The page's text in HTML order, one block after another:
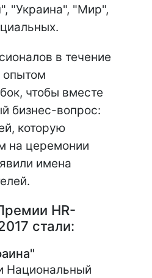
"Украина", "Мир",
в течение
опытом
чтобы вместе
бизнес-вопрос:
которую
на церемонии
имена
HR-
стали:
Национальный